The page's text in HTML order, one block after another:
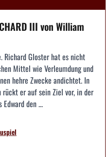
III von William
Richard Gloster hat es nicht
Mittel wie Verleumdung und
hehre Zwecke andichtet. In
rückt er auf sein Ziel vor, in der
den ...